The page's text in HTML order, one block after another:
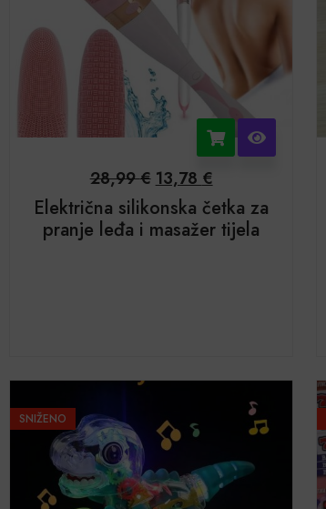
28,99€ 13,78 €
Električna silikonska četka za
pranje leđa i masažer tijela
SNIŽENO